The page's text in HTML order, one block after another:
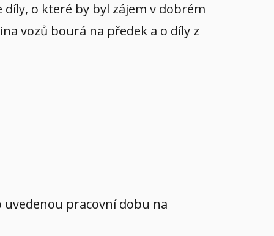
díly, o které by byl zájem v dobrém
vozů bourá na předek a o díly z
uvedenou pracovní dobu na